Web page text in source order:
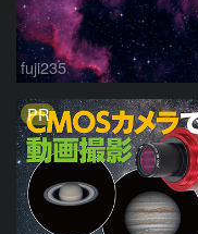
fuji235
PR